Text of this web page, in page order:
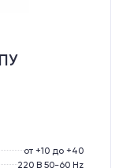
от +10 до +40
220 В 50-60 Hz